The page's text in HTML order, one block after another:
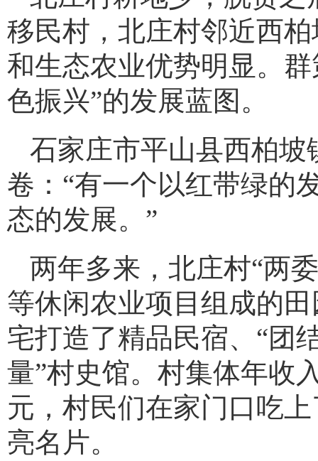
移民村，北庄村邻近西
和生态农业优势明显。
色振兴”的发展蓝图。
石家庄市平山县西柏
卷：“有一个以红带绿的
态的发展。”
两年多来，北庄村“两
等休闲农业项目组成的
宅打造了精品民宿、“团
量”村史馆。村集体年收
元，村民们在家门口吃
亮名片。